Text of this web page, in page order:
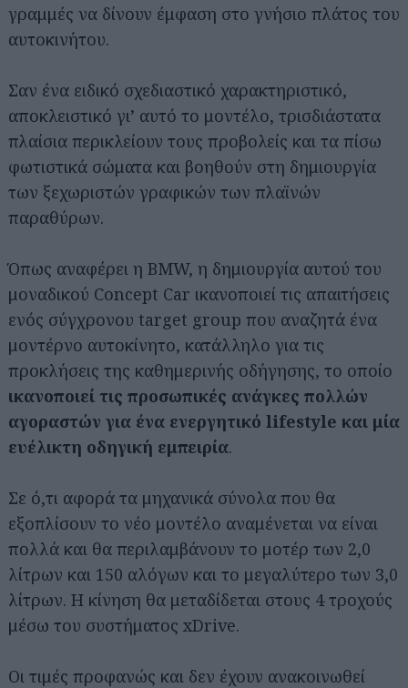
γραμμές να δίνουν έμφαση στο γνήσιο πλάτος του
αυτοκινήτου.
Σαν ένα ειδικό σχεδιαστικό χαρακτηριστικό,
αποκλειστικό γι’ αυτό το μοντέλο, τρισδιάστατα
πλαίσια περικλείουν τους προβολείς και τα πίσω
φωτιστικά σώματα και βοηθούν στη δημιουργία
των ξεχωριστών γραφικών των πλαϊνών
παραθύρων.
Όπως αναφέρει η BMW, η δημιουργία αυτού του
μοναδικού Concept Car ικανοποιεί τις απαιτήσεις
ενός σύγχρονου target group που αναζητά ένα
μοντέρνο αυτοκίνητο, κατάλληλο για τις
προκλήσεις της καθημερινής οδήγησης, το οποίο
ικανοποιεί τις προσωπικές ανάγκες πολλών
αγοραστών για ένα ενεργητικό lifestyle και μία
ευέλικτη οδηγική εμπειρία.
Σε ό,τι αφορά τα μηχανικά σύνολα που θα
εξοπλίσουν το νέο μοντέλο αναμένεται να είναι
πολλά και θα περιλαμβάνουν το μοτέρ των 2,0
λίτρων και 150 αλόγων και το μεγαλύτερο των 3,0
λίτρων. Η κίνηση θα μεταδίδεται στους 4 τροχούς
μέσω του συστήματος xDrive.
Οι τιμές προφανώς και δεν έχουν ανακοινωθεί